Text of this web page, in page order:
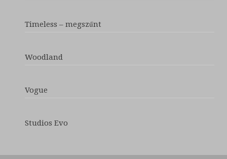
Timeless – megszűnt
Woodland
Vogue
Studios Evo